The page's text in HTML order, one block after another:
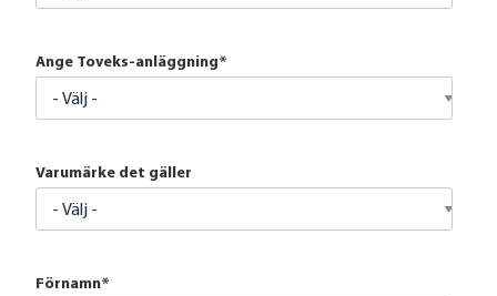
Ange Toveks-anläggning*
Varumärke det gäller
Förnamn*